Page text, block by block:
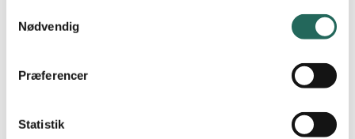
Nødvendig
Præferencer
Statistik
indsats for bevægelse, men vi ved ikke, hvor vi skal starte”. Nu
kan vi sende dem direkte ind i guiden, hvor de trin for trin kan
siger Jacob Have Nielsen.